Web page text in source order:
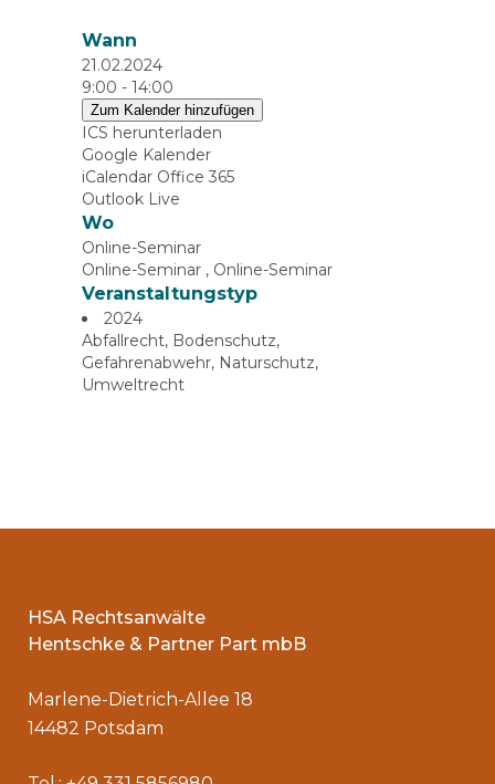
Wann
21.02.2024
9:00 - 14:00
Zum Kalender hinzufügen
ICS herunterladen
Google Kalender
iCalendar Office 365
Outlook Live
Wo
Online-Seminar
Online-Seminar , Online-Seminar
Veranstaltungstyp
2024
Abfallrecht, Bodenschutz,
Gefahrenabwehr, Naturschutz,
Umweltrecht
HSA Rechtsanwälte
Hentschke & Partner Part mbB
Marlene-Dietrich-Allee 18
14482 Potsdam